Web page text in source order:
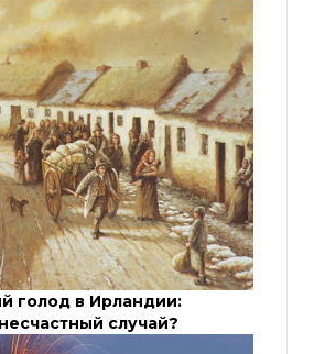
голод в Ирландии:
случай?